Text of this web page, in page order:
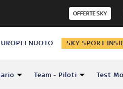
OFFERTE SKY
NUOTO SKY SPORT
Team - Piloti Test